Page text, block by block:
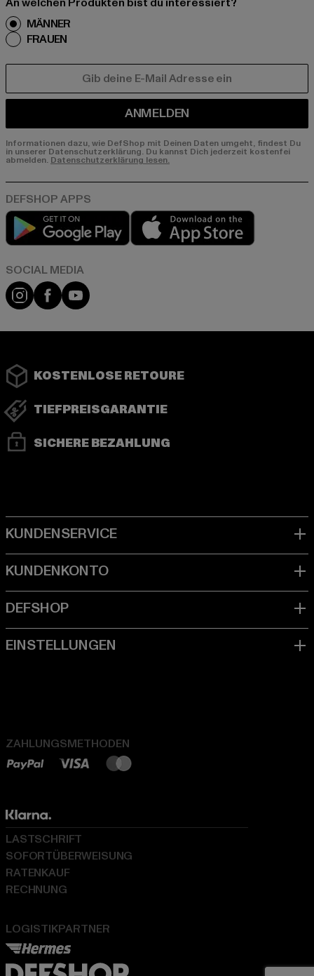
MÄNNER
FRAUEN
ANMELDEN
Informationen dazu, wie DefShop mit Deinen Daten umgeht, findest Du
in unserer Datenschutzerklärung. Du kannst Dich jederzeit kostenfei
abmelden. Datenschutzerklärung lesen.
Play market
Instagram
FacebookYouTube
KOSTENLOSE RETOURE
TIEFPREISGARANTIE
SICHERE BEZAHLUNG
ZAHLUNGSMETHODEN
LOGISTIKPARTNER
LASTSCHRIFT
SOFORTÜBERWEISUNG
RATENKAUF
RECHNUNG